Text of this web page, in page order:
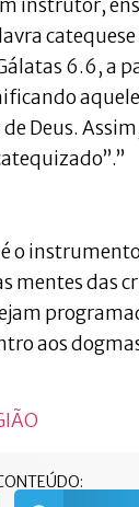
instrutor,
6.6, a
Deus.
o
mentes das
aos